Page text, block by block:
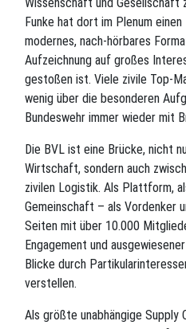
Funke hat dort im Plenum
modernes, nach-hörbares
Aufzeichnung auf großes
gestoßen ist. Viele zivile Top-
wenig über die besonderen
Bundeswehr immer wieder mit
Die BVL ist eine Brücke, nicht
Wirtschaft, sondern auch
zivilen Logistik. Als Plattform,
Gemeinschaft – als Vordenker
Seiten mit über 10.000
Engagement und
Blicke durch
verstellen.
Als größte unabhängige Supply